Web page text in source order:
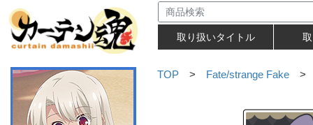
取り扱いタイトル
TOP > Fate/strange Fake >